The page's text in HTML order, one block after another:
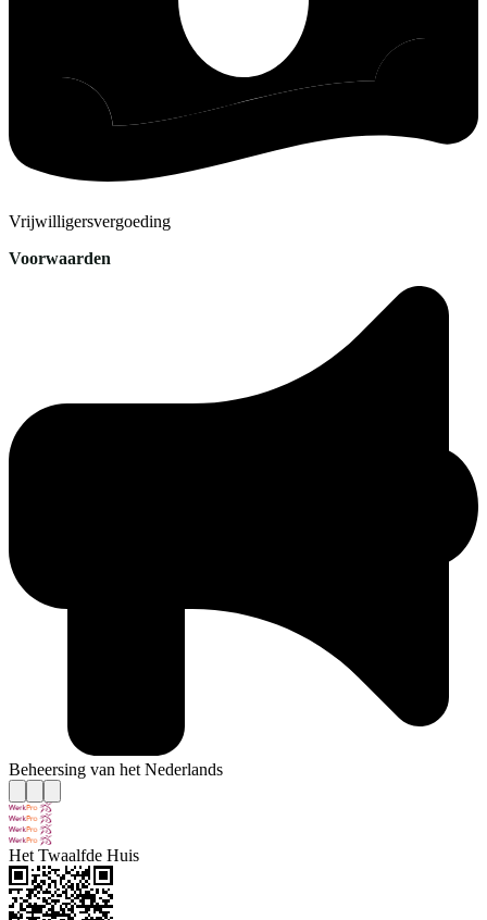
Vrijwilligersvergoeding
Voorwaarden
Beheersing van het Nederlands
Het Twaalfde Huis